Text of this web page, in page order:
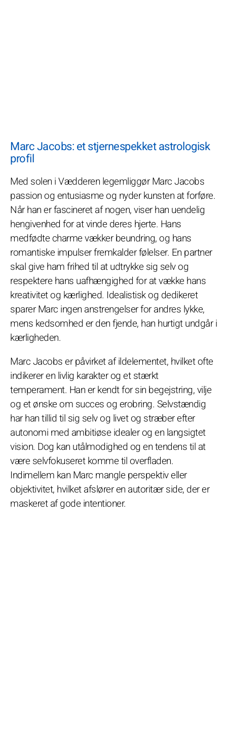
Marc Jacobs: et stjernespekket astrologisk
profil
Med solen i Vædderen legemliggør Marc Jacobs
passion og entusiasme og nyder kunsten at forføre.
Når han er fascineret af nogen, viser han uendelig
hengivenhed for at vinde deres hjerte. Hans
medfødte charme vækker beundring, og hans
romantiske impulser fremkalder følelser. En partner
skal give ham frihed til at udtrykke sig selv og
respektere hans uafhængighed for at vække hans
kreativitet og kærlighed. Idealistisk og dedikeret
sparer Marc ingen anstrengelser for andres lykke,
mens kedsomhed er den fjende, han hurtigt undgår i
kærligheden.
Marc Jacobs er påvirket af ildelementet, hvilket ofte
indikerer en livlig karakter og et stærkt
temperament. Han er kendt for sin begejstring, vilje
og et ønske om succes og erobring. Selvstændig
har han tillid til sig selv og livet og stræber efter
autonomi med ambitiøse idealer og en langsigtet
vision. Dog kan utålmodighed og en tendens til at
være selvfokuseret komme til overfladen.
Indimellem kan Marc mangle perspektiv eller
objektivitet, hvilket afslører en autoritær side, der er
maskeret af gode intentioner.